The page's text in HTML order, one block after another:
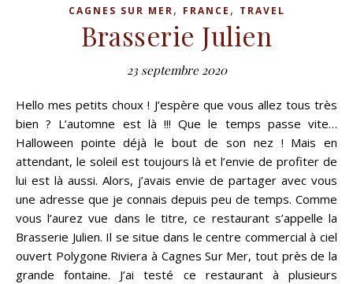
CAGNES SUR MER, FRANCE , TRAVEL
Brasserie Julien
23 septembre 2020
Hello mes petits choux ! J’espère que vous allez tous très
bien ? L’automne est là !!! Que le temps passe vite…
Halloween pointe déjà le bout de son nez ! Mais en
attendant, le soleil est toujours là et l’envie de profiter de
lui est là aussi. Alors, j’avais envie de partager avec vous
une adresse que je connais depuis peu de temps. Comme
vous l’aurez vue dans le titre, ce restaurant s’appelle la
Brasserie Julien. Il se situe dans le centre commercial à ciel
ouvert Polygone Riviera à Cagnes Sur Mer, tout près de la
grande fontaine. J’ai testé ce restaurant à plusieurs